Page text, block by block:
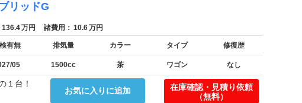
リッドG
136.4万円 諸費用： 10.6万円
有無 排気量 カラー タイプ 修復歴
05 1500cc 茶 ワゴン なし
お気に入りに追加
１台！
在庫確認・見積り依頼
（無料）